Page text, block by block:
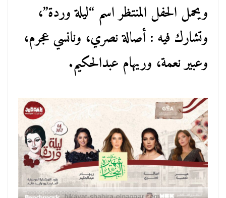
ويحمل الحفل المنتظر اسم “ليلة وردة”،
وتشارك فيه : أصالة نصري، ونانسي عجرم،
وعبير نعمة، وريهام عبدالحكيم.